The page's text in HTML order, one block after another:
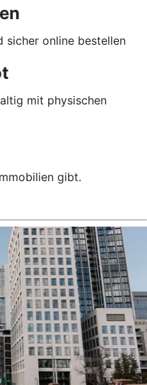
sicher online bestellen
mit physischen
gibt.